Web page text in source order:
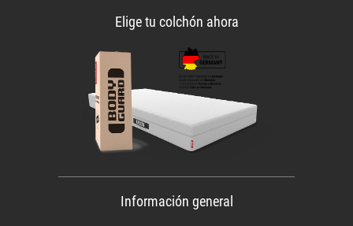
Elige tu colchón ahora
Información general